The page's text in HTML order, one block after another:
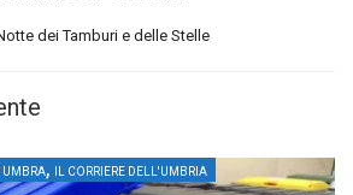
dei Tamburi e delle Stelle
UMBRA, IL CORRIERE DELL'UMBRIA